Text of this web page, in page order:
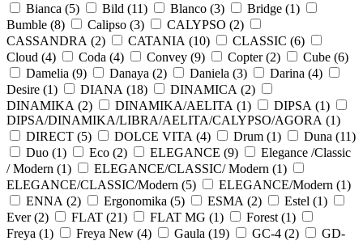
Bianca (5) Bild (11) Blanco (3) Bridge (1)
Bumble (8) Calipso (3) CALYPSO (2)
CASSANDRA (2) CATANIA (10) CLASSIC (6)
Cloud (4) Coda (4) Convey (9) Copter (2) Cube (6)
Damelia (9) Danaya (2) Daniela (3) Darina (4)
Desire (1) DIANA (18) DINAMICA (2)
DINAMIKA (2) DINAMIKA/AELITA (1) DIPSA (1)
DIPSA/DINAMIKA/LIBRA/AELITA/CALYPSO/AGORA (1)
DIRECT (5) DOLCE VITA (4) Drum (1) Duna (11)
Duo (1) Eco (2) ELEGANCE (9)
Elegance /Classic
/ Modern (1) ELEGANCE/CLASSIC/ Modern (1)
ELEGANCE/CLASSIC/Modern (5) ELEGANCE/Modern (1)
ENNA (2) Ergonomika (5) ESMA (2) Estel (1)
Ever (2) FLAT (21) FLAT MG (1) Forest (1)
Freya (1) Freya New (4) Gaula (19) GC-4 (2)
GD-